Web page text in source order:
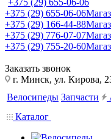
+375 (29) 655-06-06
+375 (29) 655-06-06
+375 (29) 166-44-88
+375 (29) 776-07-07
+375 (29) 755-20-60
Заказать звонок
г. Минск, ул. Кирова,
Велосипеды Запчасти
Каталог